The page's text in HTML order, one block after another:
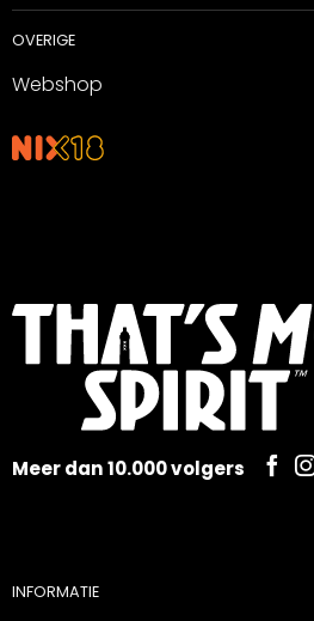
OVERIGE
Webshop
Meer dan 10.000 volgers
INFORMATIE